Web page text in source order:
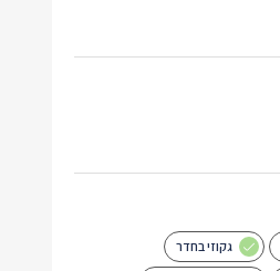
גקוזי בחדר